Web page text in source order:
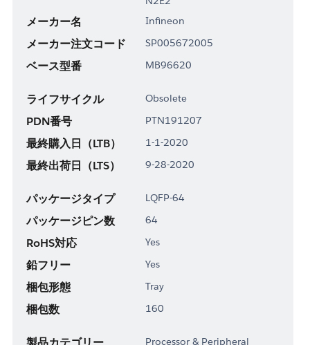
メーカー名 Infineon
メーカー注文コード SP005672005
ベース型番 MB96620
ライフサイクル Obsolete
PDN番号 PTN191207
最終購入日（LTB） 1-1-2020
最終出荷日（LTS） 9-28-2020
パッケージタイプ LQFP-64
パッケージピン数 64
RoHS対応 Yes
鉛フリー Yes
梱包形態 Tray
梱包数 160
Processor & Peripheral